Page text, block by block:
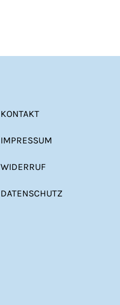
KONTAKT
IMPRESSUM
WIDERRUF
DATENSCHUTZ